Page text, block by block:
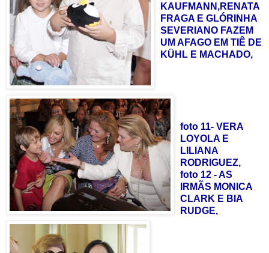
KAUFMANN,RENATA
FRAGA E GLÓRINHA
SEVERIANO FAZEM
UM AFAGO EM TIÊ DE
KÜHL E MACHADO,
foto 11- VERA
LOYOLA E
LILIANA
RODRIGUEZ,
foto 12 - AS
IRMÃS MONICA
CLARK E BIA
RUDGE,